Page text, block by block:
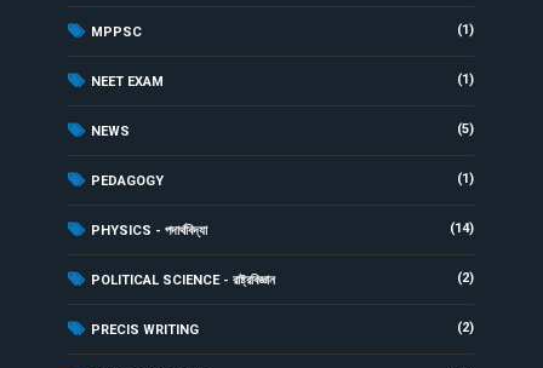
MPPSC (1)
NEET EXAM (1)
NEWS (5)
PEDAGOGY (1)
PHYSICS - পদার্থবিদ্যা (14)
POLITICAL SCIENCE - রাষ্ট্রবিজ্ঞান (2)
PRECIS WRITING (2)